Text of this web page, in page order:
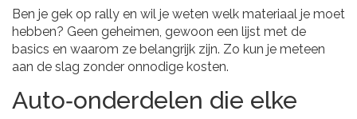
Ben je gek op rally en wil je weten welk materiaal je moet
hebben? Geen geheimen, gewoon een lijst met de
basics en waarom ze belangrijk zijn. Zo kun je meteen
aan de slag zonder onnodige kosten.
Auto‑onderdelen die elke